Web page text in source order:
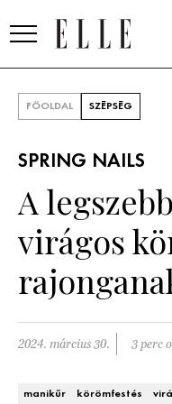
SZÉPSÉG
PSZICHÉ
ÉLETMÓD
PÁRKAPCSOLAT
FŐOLDAL SZÉPSÉG
SPRING NAILS
A
virágos
2024. március 30. 3 perc
manikűr körömfestés